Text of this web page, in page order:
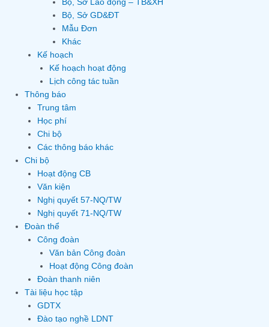
Bộ, Sở Lao động – TB&XH
Bộ, Sở GD&ĐT
Mẫu Đơn
Khác
Kế hoạch
Kế hoạch hoạt động
Lịch công tác tuần
Thông báo
Trung tâm
Học phí
Chi bộ
Các thông báo khác
Chi bộ
Hoạt động CB
Văn kiện
Nghị quyết 57-NQ/TW
Nghị quyết 71-NQ/TW
Đoàn thể
Công đoàn
Văn bản Công đoàn
Hoạt động Công đoàn
Đoàn thanh niên
Tài liệu học tập
GDTX
Đào tạo nghề LDNT